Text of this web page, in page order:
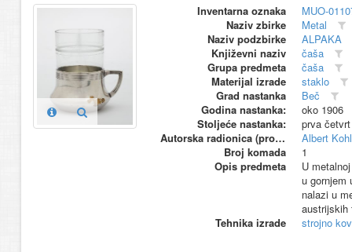
Inventarna oznaka
MUO-
Naziv zbirke
Metal
Naziv podzbirke
ALPAKA
Književni naziv
čaša
Grupa predmeta
čaša
Materijal izrade
staklo
Grad nastanka
Beč
Godina nastanka:
oko 1906
Stoljeće nastanka:
prva
Autorska radionica (proizvođač)
Albert
Broj komada
1
Opis predmeta
U
u gornjem
nalazi u
austrijskih
Tehnika izrade
strojno